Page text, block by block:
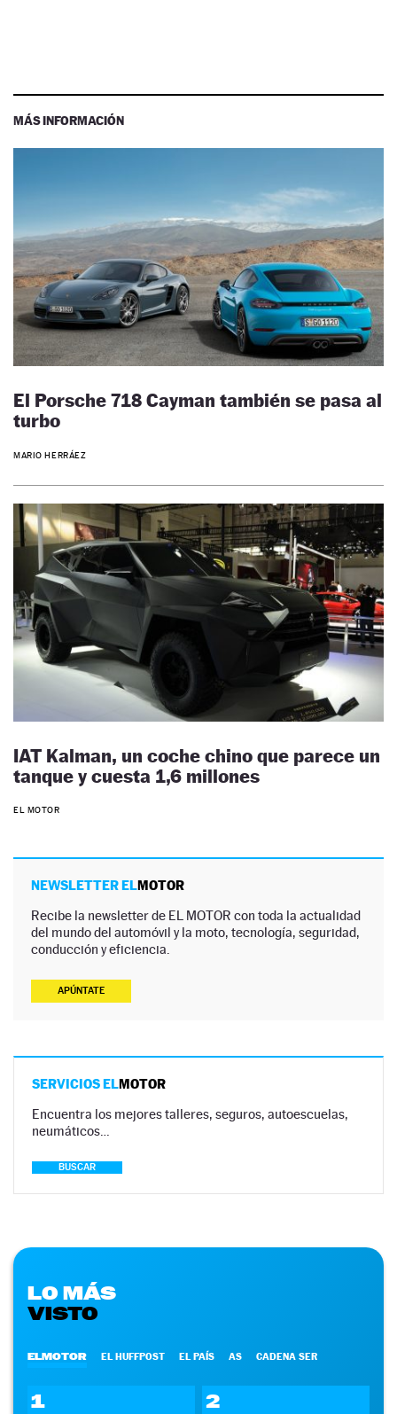
MÁS INFORMACIÓN
El Porsche 718 Cayman también se pasa al
turbo
MARIO HERRÁEZ
IAT Kalman, un coche chino que parece un
tanque y cuesta 1,6 millones
EL MOTOR
NEWSLETTER ELMOTOR
Recibe la newsletter de EL MOTOR con toda la actualidad
del mundo del automóvil y la moto, tecnología, seguridad,
conducción y eficiencia.
APÚNTATE
SERVICIOS ELMOTOR
Encuentra los mejores talleres, seguros, autoescuelas,
neumáticos…
BUSCAR
LO MÁS
VISTO
ELMOTOR EL HUFFPOST EL PAÍS AS CADENA SER
1 2